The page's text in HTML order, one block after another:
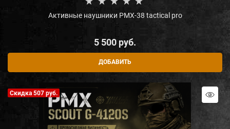
Активные наушники PMX-38 tactical pro
5 500 руб.
ДОБАВИТЬ
Скидка 507 руб.